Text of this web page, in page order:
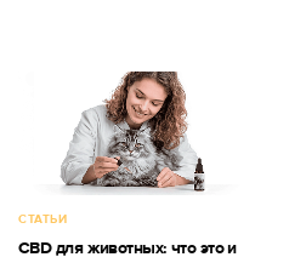
СТАТЬИ
CBD для животных: что это и